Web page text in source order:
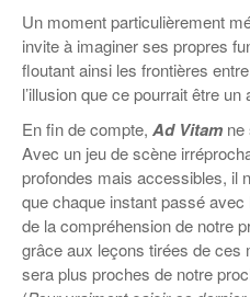
Un moment particulièrement
invite à imaginer ses propres
floutant ainsi les frontières entre
l’illusion que ce pourrait être
En fin de compte, Ad Vitam ne
Avec un jeu de scène
profondes mais accessibles, il
que chaque instant passé
de la compréhension de notre
grâce aux leçons tirées de
sera plus proches de notre